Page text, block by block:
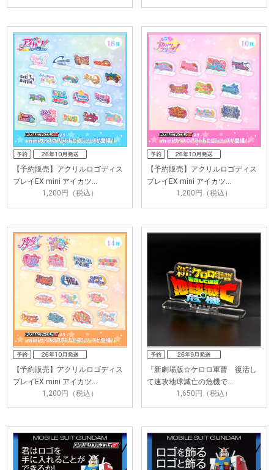
【予約販売】アクリルロゴディス
プレイEX mini アイカツ…
1,200円（税込）
【予約販売】アクリルロゴディス
プレイEX mini アイカツ…
1,200円（税込）
【予約販売】アクリルロゴディス
プレイEX mini アイカツ…
1,200円（税込）
『新劇場版☆ケロロ軍曹 復活し
て速攻地球滅亡の危機で…
1,650円（税込）